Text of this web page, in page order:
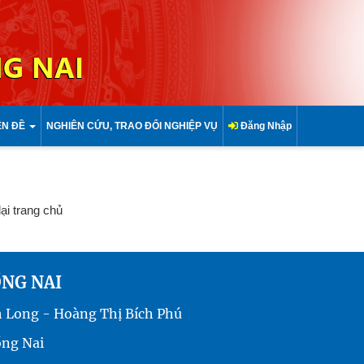
NAI
ĐỀ NGHIÊN CỨU, TRAO ĐỔI NGHIỆP VỤ Đăng Nhập
trang chủ
NAI
Long - Hoàng Thị Bích Phú
Nai